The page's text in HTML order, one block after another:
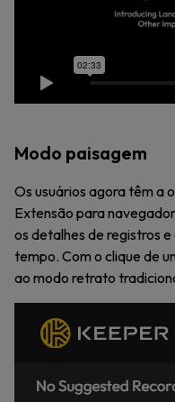
Modo paisagem
Os usuários agora têm a
Extensão para
os detalhes de registros
tempo. Com o clique de
ao modo retrato